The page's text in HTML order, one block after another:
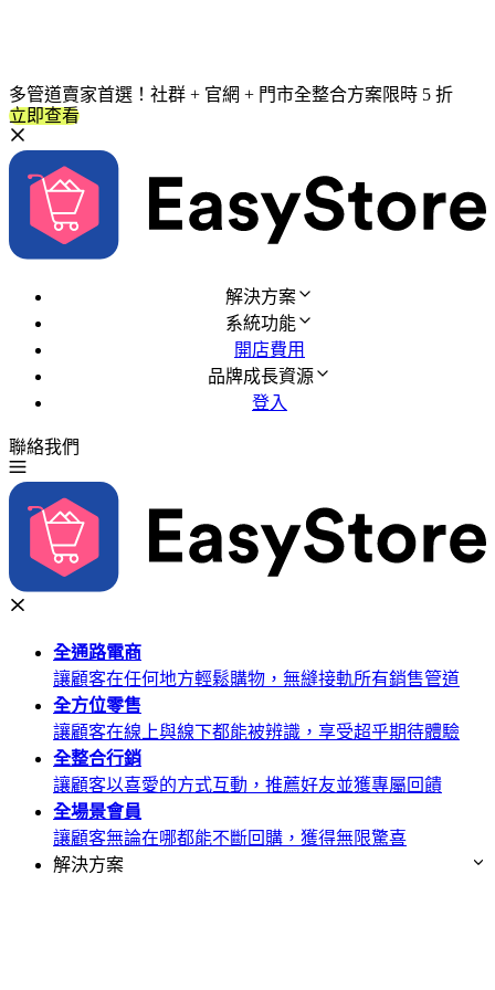
多管道賣家首選！社群 + 官網 + 門市全整合方案限時 5 折
立即查看
解決方案
系統功能
開店費用
品牌成長資源
登入
聯絡我們
全通路電商
讓顧客在任何地方輕鬆購物，無縫接軌所有銷售管道
全方位零售
讓顧客在線上與線下都能被辨識，享受超乎期待體驗
全整合行銷
讓顧客以喜愛的方式互動，推薦好友並獲專屬回饋
全場景會員
讓顧客無論在哪都能不斷回購，獲得無限驚喜
解決方案